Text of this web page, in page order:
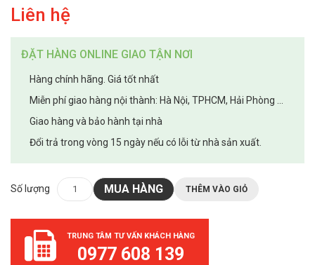
Liên hệ
ĐẶT HÀNG ONLINE GIAO TẬN NƠI
Hàng chính hãng. Giá tốt nhất
Miễn phí giao hàng nội thành: Hà Nội, TPHCM, Hải Phòng ...
Giao hàng và bảo hành tại nhà
Đổi trả trong vòng 15 ngày nếu có lỗi từ nhà sản xuất.
Số lượng MUA HÀNG THÊM VÀO GIỎ
TRUNG TÂM TƯ VẤN KHÁCH HÀNG
0977 608 139